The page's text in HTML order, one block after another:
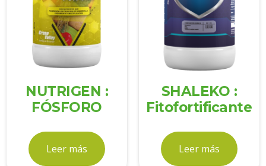
NUTRIGEN :
FÓSFORO
Leer más
SHALEKO :
Fitofortificante
Leer más